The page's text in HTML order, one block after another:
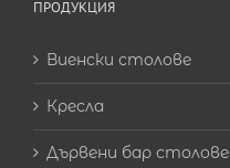
ПРОДУКЦИЯ
Виенски столове
Кресла
Дървени бар столове